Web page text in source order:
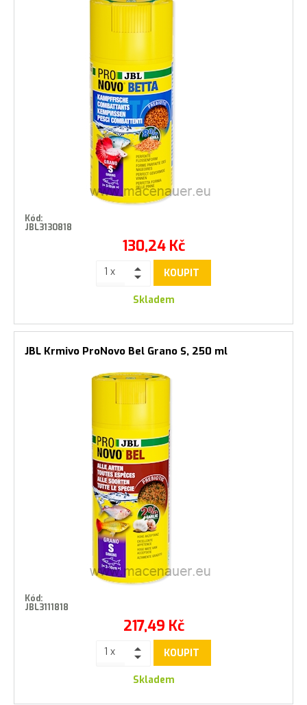
Kód:
JBL3130818
130,24 Kč
KOUPIT
Skladem
JBL Krmivo ProNovo Bel Grano S, 250 ml
Kód:
JBL3111818
217,49 Kč
KOUPIT
Skladem